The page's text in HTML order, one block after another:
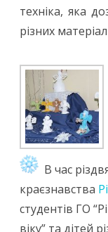
техніка, яка
різних
В час
краєзнавства
студентів ГО
віку” та дітей